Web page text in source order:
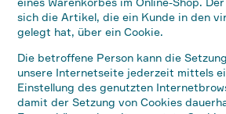
sich die Artikel, die ein Kunde in den
gelegt hat, über ein Cookie.
Die betroffene Person kann die
unsere Internetseite jederzeit mittels
Einstellung des genutzten
damit der Setzung von Cookies